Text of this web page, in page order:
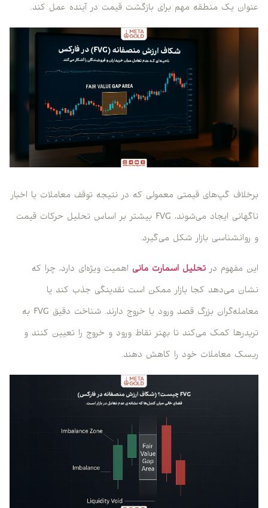
عنوان یک منطقه مهم برای بازگشت قیمت در آینده عمل کند.
برخلاف گپ‌های قیمتی معمولی که در نتیجه توقف معاملات یا اخبار
ناگهانی ایجاد می‌شوند، FVG بیشتر بر اساس تحلیل حرکات قیمت
و روانشناسی بازار شکل می‌گیرد.
این مفهوم در تحلیل اسمارت مانی اهمیت ویژه‌ای دارد، چرا که
نشان می‌دهد کجا بازار ممکن است نقدینگی جذب کند یا
معامله‌گران بزرگ قصد ورود یا خروج دارند. شناخت دقیق FVG به
تریدرها کمک می‌کند تا بهتر نقاط ورود و خروج را تعیین کنند و
ریسک معاملات خود را کاهش دهند.